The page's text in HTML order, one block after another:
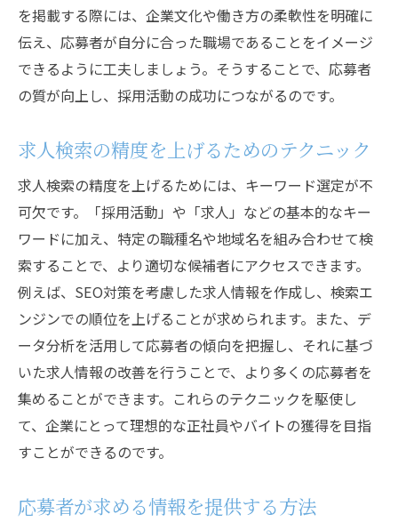
を掲載する際には、企業文化や働き方の柔軟性を明確に
伝え、応募者が自分に合った職場であることをイメージ
できるように工夫しましょう。そうすることで、応募者
の質が向上し、採用活動の成功につながるのです。
求人検索の精度を上げるためのテクニック
求人検索の精度を上げるためには、キーワード選定が不
可欠です。「採用活動」や「求人」などの基本的なキー
ワードに加え、特定の職種名や地域名を組み合わせて検
索することで、より適切な候補者にアクセスできます。
例えば、SEO対策を考慮した求人情報を作成し、検索エ
ンジンでの順位を上げることが求められます。また、デ
ータ分析を活用して応募者の傾向を把握し、それに基づ
いた求人情報の改善を行うことで、より多くの応募者を
集めることができます。これらのテクニックを駆使し
て、企業にとって理想的な正社員やバイトの獲得を目指
すことができるのです。
応募者が求める情報を提供する方法